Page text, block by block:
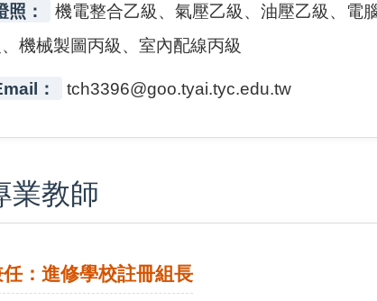
照：
機電整合乙級、氣壓乙級、油壓乙級、電
機械製圖丙級、室內配線丙級
： tch3396@goo.tyai.tyc.edu.tw
業教師
：進修學校註冊組長